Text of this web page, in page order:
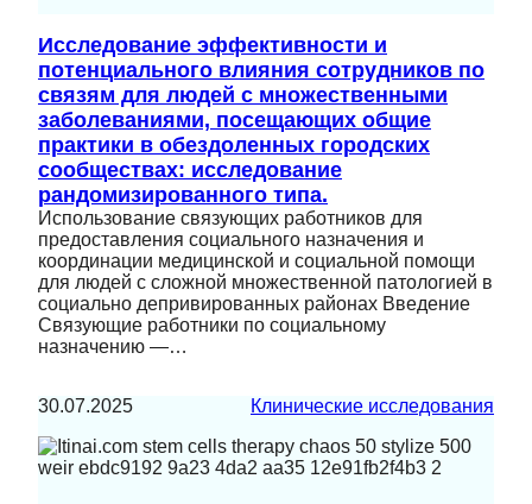
Исследование эффективности и
потенциального влияния сотрудников по
связям для людей с множественными
заболеваниями, посещающих общие
практики в обездоленных городских
сообществах: исследование
рандомизированного типа.
Использование связующих работников для
предоставления социального назначения и
координации медицинской и социальной помощи
для людей с сложной множественной патологией в
социально депривированных районах Введение
Связующие работники по социальному
назначению —…
30.07.2025 Клинические исследования